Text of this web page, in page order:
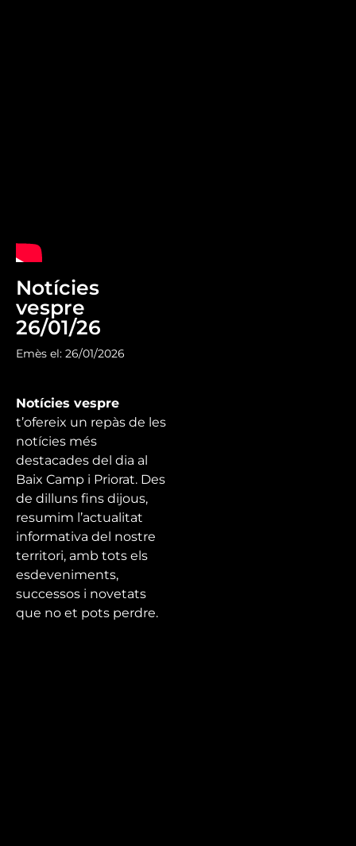
Notícies
vespre
26/01/26
Emès el: 26/01/2026
Notícies vespre
t’ofereix un repàs de les
notícies més
destacades del dia al
Baix Camp i Priorat. Des
de dilluns fins dijous,
resumim l’actualitat
informativa del nostre
territori, amb tots els
esdeveniments,
successos i novetats
que no et pots perdre.